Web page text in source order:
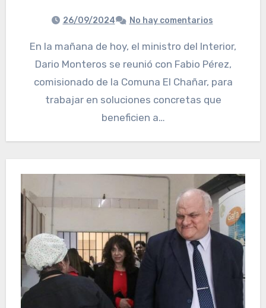
26/09/2024 No hay comentarios
En la mañana de hoy, el ministro del Interior,
Dario Monteros se reunió con Fabio Pérez,
comisionado de la Comuna El Chañar, para
trabajar en soluciones concretas que
beneficien a…